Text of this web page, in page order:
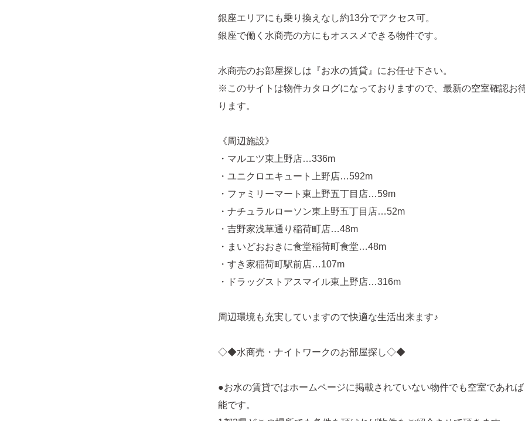
銀座エリアにも乗り換えなし約13分でアクセス可。
銀座で働く水商売の方にもオススメできる物件です。
水商売のお部屋探しは『お水の賃貸』にお任せ下さい。
※このサイトは物件カタログになっておりますので、最新の空室確認お
ります。
《周辺施設》
・マルエツ東上野店…336m
・ユニクロエキュート上野店…592m
・ファミリーマート東上野五丁目店…59m
・ナチュラルローソン東上野五丁目店…52m
・吉野家浅草通り稲荷町店…48m
・まいどおおきに食堂稲荷町食堂…48m
・すき家稲荷町駅前店…107m
・ドラッグストアスマイル東上野店…316m
周辺環境も充実していますので快適な生活出来ます♪
◇◆水商売・ナイトワークのお部屋探し◇◆
●お水の賃貸ではホームページに掲載されていない物件でも空室であれ
能です。